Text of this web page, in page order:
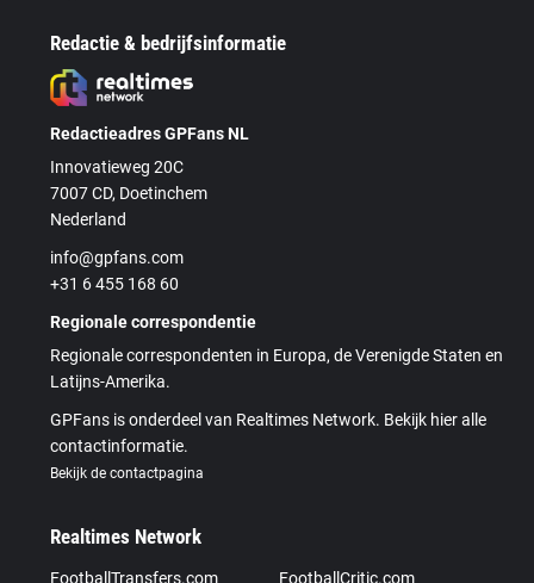
Redactie & bedrijfsinformatie
Redactieadres GPFans NL
Innovatieweg 20C
7007 CD, Doetinchem
Nederland
info@gpfans.com
+31 6 455 168 60
Regionale correspondentie
Regionale correspondenten in Europa, de Verenigde Staten en
Latijns-Amerika.
GPFans is onderdeel van Realtimes Network. Bekijk hier alle
contactinformatie.
Bekijk de contactpagina
Realtimes Network
FootballTransfers.com FootballCritic.com